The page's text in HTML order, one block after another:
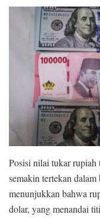
Posisi nilai tukar
semakin tertekan
menunjukkan bahwa
dolar, yang menandai